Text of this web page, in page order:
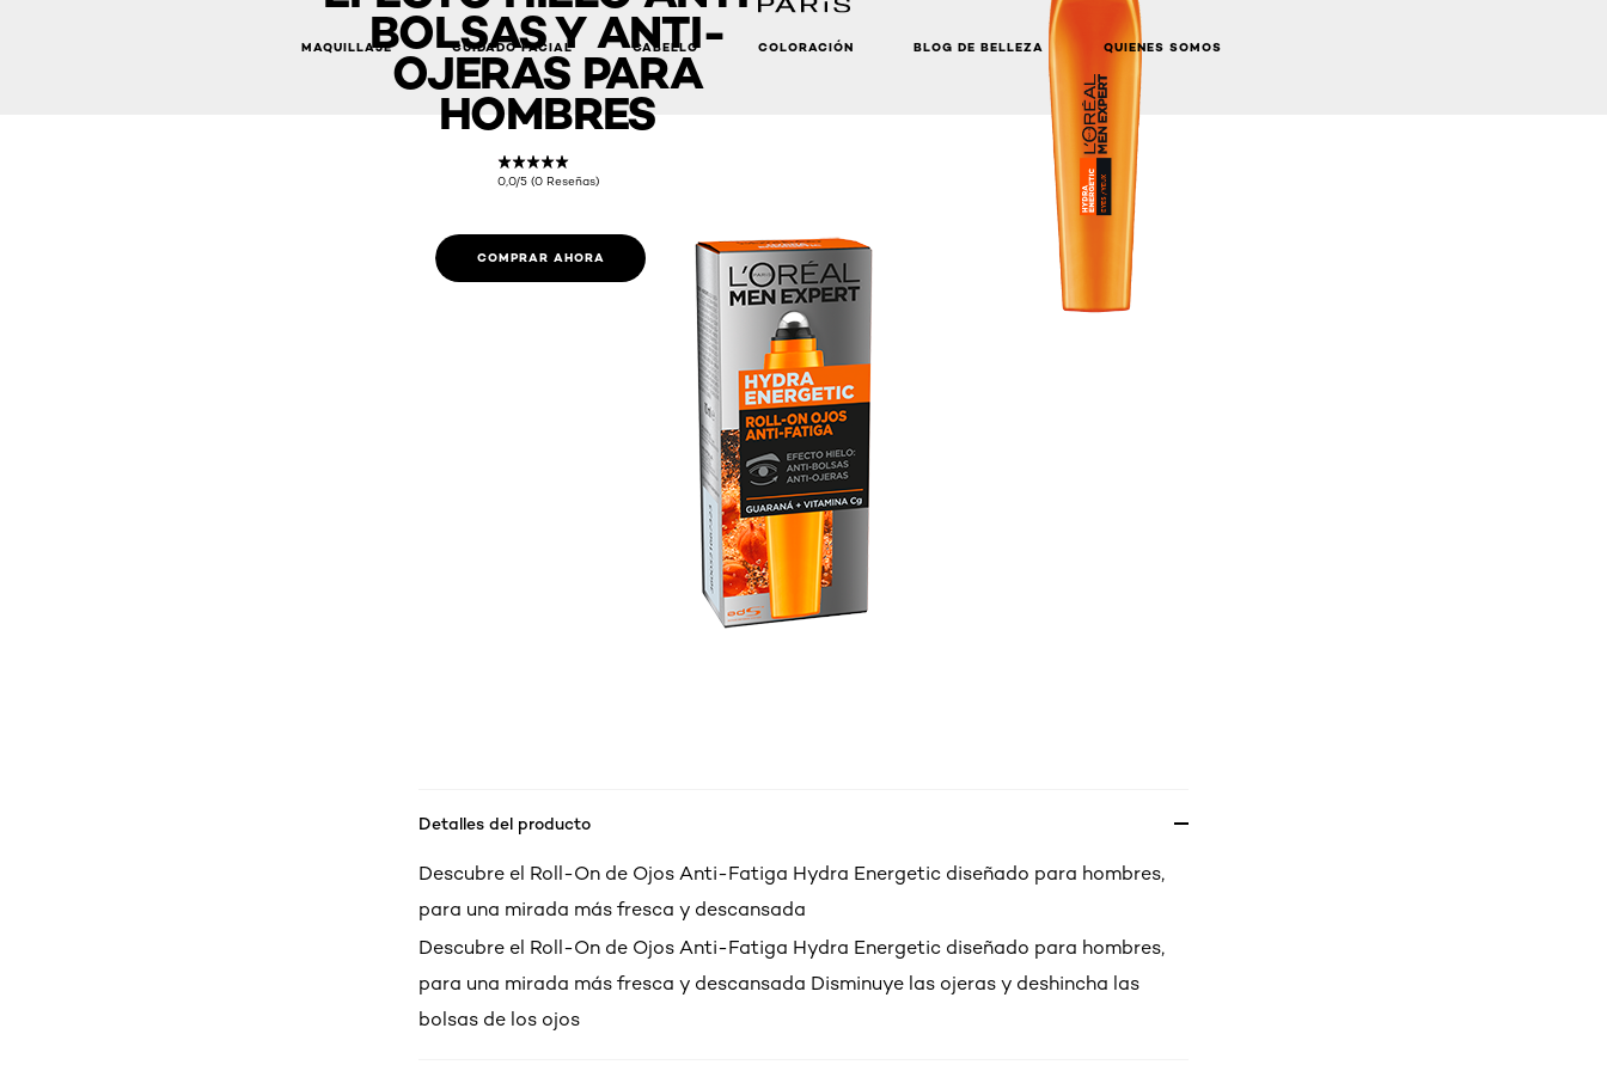
MAQUILLAJE CUIDADO FACIAL CABELLO COLORACIÓN BLOG DE BELLEZA QUIENES SOMOS
BOLSAS Y ANTI-
OJERAS PARA
HOMBRES
0,0/5 (0 Reseñas)
COMPRAR AHORA
Detalles del producto
Descubre el Roll-On de Ojos Anti-Fatiga Hydra Energetic diseñado para hombres,
para una mirada más fresca y descansada
Descubre el Roll-On de Ojos Anti-Fatiga Hydra Energetic diseñado para hombres,
para una mirada más fresca y descansada Disminuye las ojeras y deshincha las
bolsas de los ojos